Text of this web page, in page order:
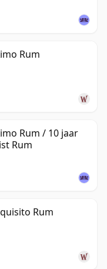
Rum
Rum / 10 jaar
Rum
Rum